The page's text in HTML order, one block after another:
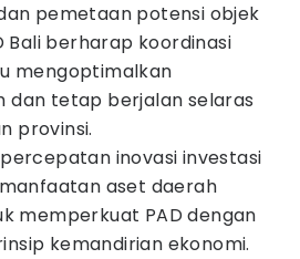
pemetaan potensi objek
Bali berharap koordinasi
mengoptimalkan
dan tetap berjalan selaras
provinsi.
inovasi investasi
aset daerah
memperkuat PAD dengan
kemandirian ekonomi.